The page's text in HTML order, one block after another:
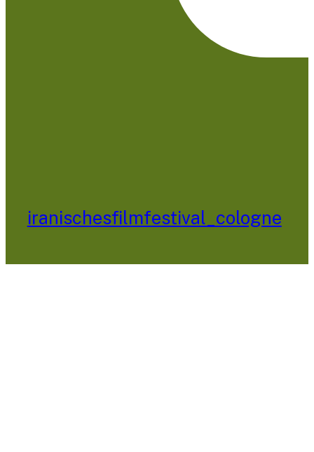
iranischesfilmfestival_cologne